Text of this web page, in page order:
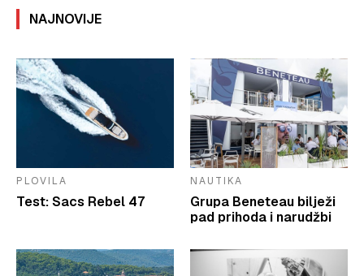
NAJNOVIJE
PLOVILA
Test: Sacs Rebel 47
NAUTIKA
Grupa Beneteau bilježi
pad prihoda i narudžbi